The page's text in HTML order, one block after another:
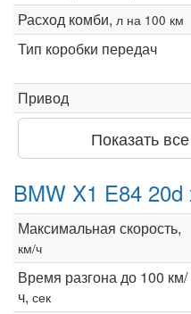
Расход комби, л на 100 км
Тип коробки передач
Привод
Показать
BMW X1 E84
Максимальная скорость,
км/ч
Время разгона до 100 км/
ч, сек